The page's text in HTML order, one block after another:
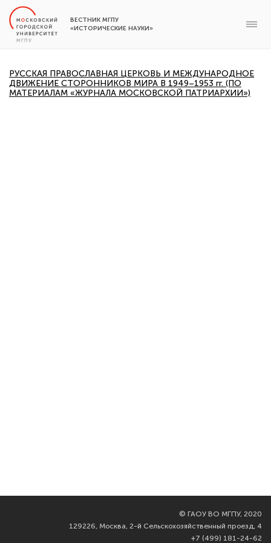
ВЕСТНИК МГПУ
«ИСТОРИЧЕСКИЕ НАУКИ»
РУССКАЯ ПРАВОСЛАВНАЯ ЦЕРКОВЬ И МЕЖДУНАРОДНОЕ
ДВИЖЕНИЕ СТОРОННИКОВ МИРА В 1949–1953 гг. (ПО
МАТЕРИАЛАМ «ЖУРНАЛА МОСКОВСКОЙ ПАТРИАРХИИ»)
© ГАОУ ВО МГПУ, 2020
129226, Москва, 2-й Сельскохозяйственный проезд, 4
+7 (499) 181-24-62